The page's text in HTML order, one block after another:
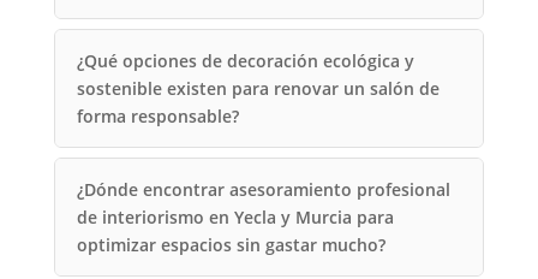
¿Qué opciones de decoración ecológica y
sostenible existen para renovar un salón de
forma responsable?
¿Dónde encontrar asesoramiento profesional
de interiorismo en Yecla y Murcia para
optimizar espacios sin gastar mucho?